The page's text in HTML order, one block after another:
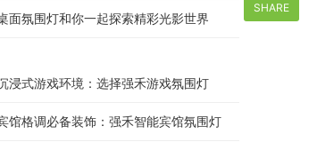
面氛围灯和你一起探索精彩光影世界
浸式游戏环境：选择强禾游戏氛围灯
馆格调必备装饰：强禾智能宾馆氛围灯
SHARE